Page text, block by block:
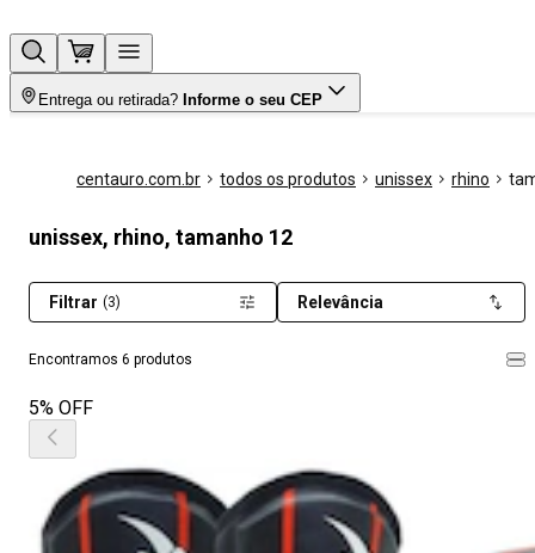
Entrega ou retirada? Informe o seu CEP
centauro.com.br todos os produtos unissex rhino
unissex, rhino, tamanho 12
Encontramos 6 produtos
Filtrar (3) Relevância
5% OFF